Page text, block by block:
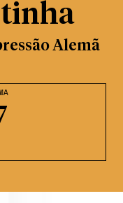
Alemã